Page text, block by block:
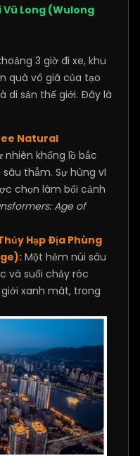
Vũ Long (Wulong
3 giờ đi xe, khu
quà vô giá của tạo
di sản thế giới. Đây là
Natural
nhiên khổng lồ bắc
thẳm. Sự hùng vĩ
chọn làm bối cảnh
Age of
Hạp Địa Phùng
Một hẻm núi sâu
và suối chảy róc
xanh mát, trong